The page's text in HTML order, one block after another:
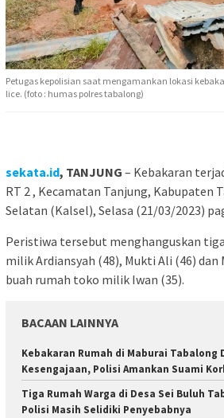
Petugas kepolisian saat mengamankan lokasi
lice. (foto : humas polres tabalong)
sekata.id, TANJUNG – Kebakaran
RT 2 , Kecamatan Tanjung, Kabupaten
Selatan (Kalsel), Selasa (21/03/2023)
Peristiwa tersebut menghanguskan
milik Ardiansyah (48), Mukti Ali (46) dan
buah rumah toko milik Iwan (35).
BACAAN LAINNYA
Kebakaran Rumah di Maburai Tabalong
Kesengajaan, Polisi Amankan Suami
Tiga Rumah Warga di Desa Sei Buluh
Polisi Masih Selidiki Penyebabnya